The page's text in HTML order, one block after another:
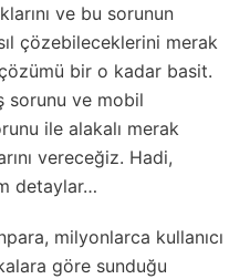
ve bu sorunun
çözebileceklerini merak
bir o kadar basit.
sorunu ve mobil
ile alakalı merak
vereceğiz. Hadi,
detaylar…
milyonlarca kullanıcı
göre sunduğu